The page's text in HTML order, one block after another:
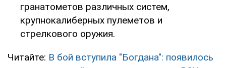
гранатометов различных систем,
крупнокалиберных пулеметов и
стрелкового оружия.
Читайте: В бой вступила "Богдана": появилось